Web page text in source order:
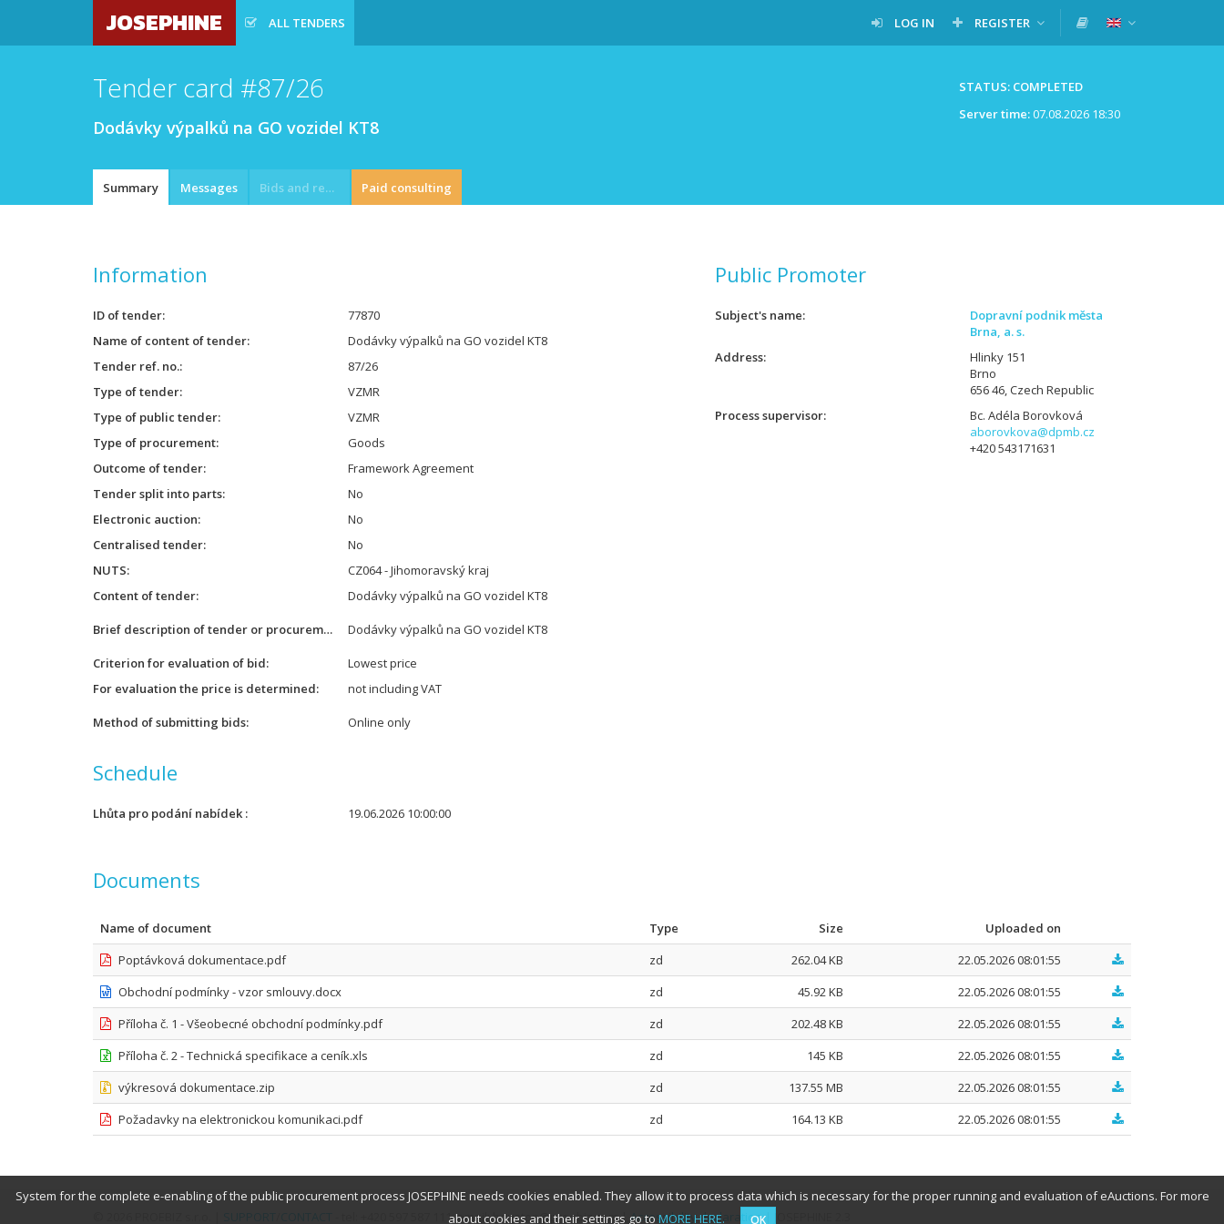
JOSEPHINE ALL TENDERS LOG IN REGISTER
STATUS: COMPLETED
Server time:07.08.2026 18:30
Tender card #87/26
Dodávky výpalků na GO vozidel KT8
Summary Messages Bids and requests Paid consulting
Information
ID of tender
77870
Name of content of tender
Dodávky výpalků na GO vozidel KT8
Tender ref. no.
87/26
Type of tender
VZMR
Type of public tender
VZMR
Type of procurement
Goods
Outcome of tender
Framework Agreement
Tender split into parts
No
Electronic auction
No
Centralised tender
No
NUTS
CZ064 - Jihomoravský kraj
Content of tender
Dodávky výpalků na GO vozidel KT8
Brief description of tender or procurement Dodávky výpalků na GO vozidel KT8
Criterion for evaluation of bid
Lowest price
For evaluation the price is determined
not including VAT
Method of submitting bids Online only
Schedule
Lhůta pro podání nabídek 19.06.2026 10:00:00
Public Promoter
Subject's name
Dopravní podnik města
Brna, a. s.
Address
Hlinky 151
Brno
656 46, Czech Republic
Process supervisor
Bc. Adéla Borovková
aborovkova@dpmb.cz
+420 543171631
Documents
Name of document Type Size
Uploaded on
Poptávková dokumentace.pdf
zd 262.04 KB
22.05.2026 08:01:55
Obchodní podmínky - vzor smlouvy.docx
zd 45.92 KB
22.05.2026 08:01:55
Příloha č. 1 - Všeobecné obchodní podmínky.pdf
zd 202.48 KB
22.05.2026 08:01:55
Příloha č. 2 - Technická specifikace a ceník.xls
zd 145 KB
22.05.2026 08:01:55
výkresová dokumentace.zip
zd 137.55 MB
22.05.2026 08:01:55
Požadavky na elektronickou komunikaci.pdf
zd 164.13 KB 22.05.2026 08:01:55
- tel: +420 597 587 111, email: houston@proebiz.com | Accessibility declaration| JOSEPHINE 2.3
System for the complete e-enabling of the public procurement process JOSEPHINE needs cookies enabled. They allow it to process data which is necessary for the proper running and evaluation of eAuctions. For more
about cookies and their settings go to MORE HERE. OK